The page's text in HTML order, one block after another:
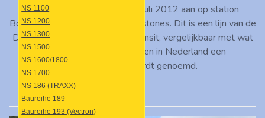
Treinstel 8621 komt op 15 juli 2012 aan op station
Booterstown, op weg naar Greystones. Dit is een lijn van de
DART, de Dublin Area Rapid Transit, vergelijkbaar met wat
in Duitsland S-Bahn heet en in Nederland een
voorstadstrein wordt genoemd.
NS 1100
NS 1200
NS 1300
NS 1500
NS 1600/1800
NS 1700
NS 186 (TRAXX)
Baureihe 189
Baureihe 193 (Vectron)